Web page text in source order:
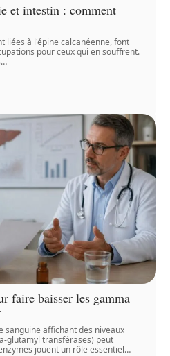
et intestin : comment
liées à l'épine calcanéenne, font
pour ceux qui en souffrent.
…
faire baisser les gamma
sanguine affichant des niveaux
glutamyl transférases) peut
jouent un rôle essentiel…